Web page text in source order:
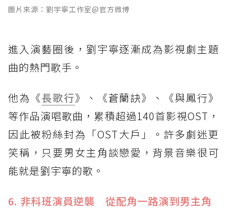
圖片來源：劉宇寧工作室@官方微博
進入演藝圈後，劉宇寧逐漸成為影視劇主題
曲的熱門歌手。
他為《長歌行》、《蒼蘭訣》、《與鳳行》
等作品演唱歌曲，累積超過140首影視OST，
因此被粉絲封為「OST大戶」。許多劇迷更
笑稱，只要男女主角談戀愛，背景音樂很可
能就是劉宇寧的歌。
6. 非科班演員逆襲 從配角一路演到男主角